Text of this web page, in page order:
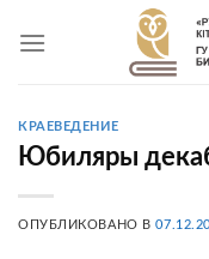
КРАЕВЕДЕНИЕ
Юбиляры
ОПУБЛИКОВАНО В